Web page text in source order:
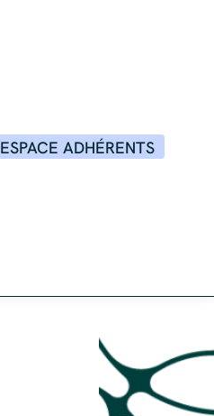
ESPACE ADHÉRENTS